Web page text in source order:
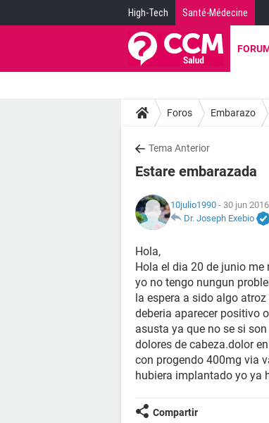
High-Tech Santé-Médecine
Foros Embarazo
Tema Anterior
Estare embarazada
10julio1990 - 30 jun
Dr. Joseph Exebio
Hola,
Hola el dia 20 de junio
yo no tengo nungun
la espera a sido algo
deberia aparecer positivo
asusta ya que no se si
dolores de cabeza.dolor
con progendo 400mg via
hubiera implantado yo ya
Compartir